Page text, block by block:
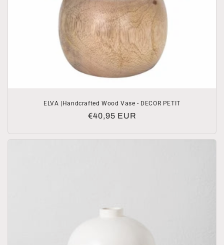
ELVA |Handcrafted Wood Vase - DECOR PETIT
Prezzo
€40,95 EUR